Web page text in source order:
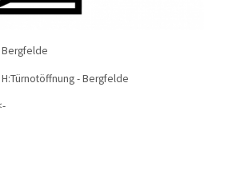
Bergfelde
H:Türnotöffnung - Bergfelde